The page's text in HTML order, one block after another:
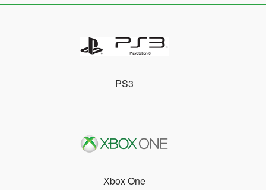
PS3
Xbox One